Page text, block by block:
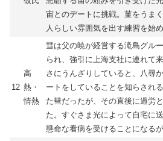
宙とのデートに挑戦。菫をうま
人らしい雰囲気を出す練習を始め
12
高
熱・
情熱
彗は父の暁が経営する滝島グル
られ、強引に上海支社に連れて
さにうんざりしていると、八尋
ートをしていることを知らされ
た彗だったが、その直後に過労
た。すぐさま光によって自宅に
懸命な看病を受けることになる